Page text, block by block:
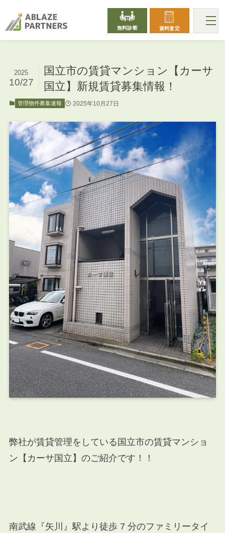
無料診断 賃料査定
国立市の賃貸マンション【カーサ
国立】新規賃貸募集情報！
2025
10/27
管理物件募集速報 2025年10月27日
弊社が賃貸管理をしている国立市の賃貸マンショ
ン【カーサ国立】 のご紹介です！！
南武線『矢川』駅より徒歩 7 分のファミリータイ